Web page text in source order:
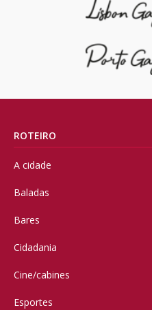
ROTEIRO
A cidade
Baladas
Bares
Cidadania
Cine/cabines
Esportes